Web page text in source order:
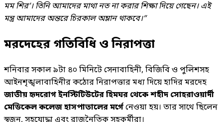
মম শির’। তিনি আমাদের মাথা নত না করার শিক্ষা দিয়ে গেছেন। এই
মন্ত্র আমাদের অন্তরে চিরকাল অম্লান থাকবে।”
মরদেহের গতিবিধি ও নিরাপত্তা
শনিবার সকাল ৯টা ৪০ মিনিটে সেনাবাহিনী, বিজিবি ও পুলিশসহ
আইনশৃঙ্খলাবাহিনীর কঠোর নিরাপত্তার মধ্য দিয়ে হাদির মরদেহ
জাতীয় হৃদরোগ ইনস্টিটিউটের হিমঘর থেকে শহীদ সোহরাওয়ার্দী
মেডিকেল কলেজ হাসপাতালের মর্গেনেওয়া হয়। তার সাথে ছিলেন
স্বজন, সহযোদ্ধা এবং রাজনৈতিক সহকর্মীরা।